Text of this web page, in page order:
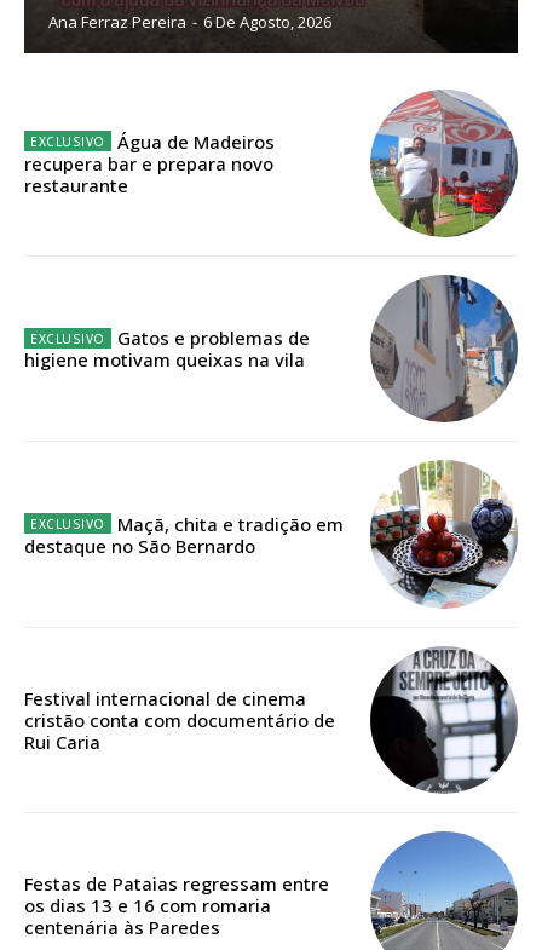
32
Edição em papel entregue à Quinta-feira em sua
casa
Escolha o plano
ASSINATURA
DIGITAL ANUAL
Acesso ao conteúdo online
Ana Ferraz Pereira - 6 De Agosto, 2026
Água de Madeiros
recupera bar e prepara novo
restaurante
Gatos e problemas de
higiene motivam queixas na vila
Maçã, chita e tradição em
destaque no São Bernardo
Festival internacional de cinema
cristão conta com documentário de
Rui Caria
Festas de Pataias regressam entre
os dias 13 e 16 com romaria
centenária às Paredes